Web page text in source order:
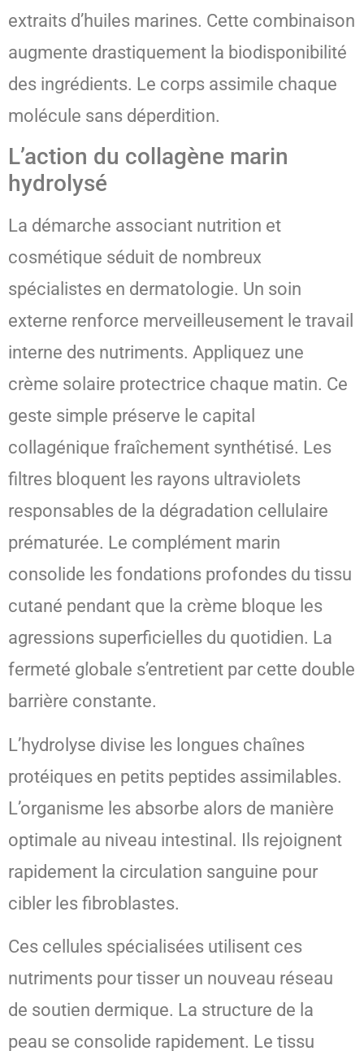
extraits d’huiles marines. Cette combinaison
augmente drastiquement la biodisponibilité
des ingrédients. Le corps assimile chaque
molécule sans déperdition.
L’action du collagène marin
hydrolysé
La démarche associant nutrition et
cosmétique séduit de nombreux
spécialistes en dermatologie. Un soin
externe renforce merveilleusement le travail
interne des nutriments. Appliquez une
crème solaire protectrice chaque matin. Ce
geste simple préserve le capital
collagénique fraîchement synthétisé. Les
filtres bloquent les rayons ultraviolets
responsables de la dégradation cellulaire
prématurée. Le complément marin
consolide les fondations profondes du tissu
cutané pendant que la crème bloque les
agressions superficielles du quotidien. La
fermeté globale s’entretient par cette double
barrière constante.
L’hydrolyse divise les longues chaînes
protéiques en petits peptides assimilables.
L’organisme les absorbe alors de manière
optimale au niveau intestinal. Ils rejoignent
rapidement la circulation sanguine pour
cibler les fibroblastes.
Ces cellules spécialisées utilisent ces
nutriments pour tisser un nouveau réseau
de soutien dermique. La structure de la
peau se consolide rapidement. Le tissu